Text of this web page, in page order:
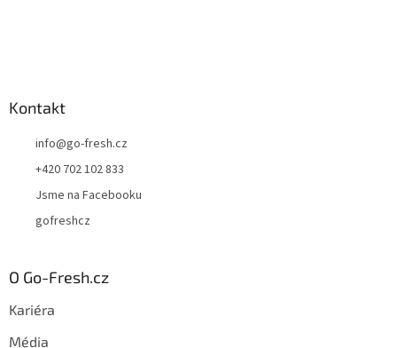
Kontakt
info@go-fresh.cz
+420 702 102 833
Jsme na Facebooku
gofreshcz
O Go-Fresh.cz
Kariéra
Média